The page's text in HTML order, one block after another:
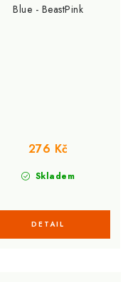
Blue - BeastPink
Skladem
276 Kč